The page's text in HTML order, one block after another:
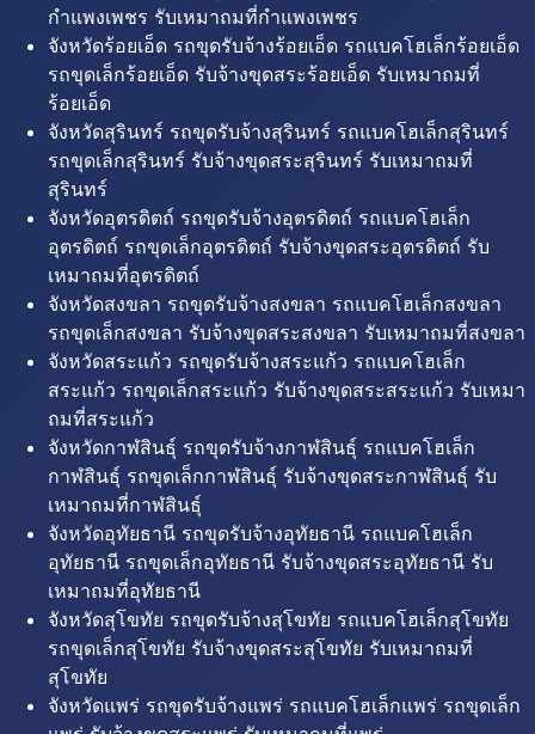
กำแพงเพชร รับเหมาถมที่กำแพงเพชร
จังหวัดร้อยเอ็ด รถขุดรับจ้างร้อยเอ็ด รถแบคโฮเล็กร้อยเอ็ด
รถขุดเล็กร้อยเอ็ด รับจ้างขุดสระร้อยเอ็ด รับเหมาถมที่
ร้อยเอ็ด
จังหวัดสุรินทร์ รถขุดรับจ้างสุรินทร์ รถแบคโฮเล็กสุรินทร์
รถขุดเล็กสุรินทร์ รับจ้างขุดสระสุรินทร์ รับเหมาถมที่
สุรินทร์
จังหวัดอุตรดิตถ์ รถขุดรับจ้างอุตรดิตถ์ รถแบคโฮเล็ก
อุตรดิตถ์ รถขุดเล็กอุตรดิตถ์ รับจ้างขุดสระอุตรดิตถ์ รับ
เหมาถมที่อุตรดิตถ์
จังหวัดสงขลา รถขุดรับจ้างสงขลา รถแบคโฮเล็กสงขลา
รถขุดเล็กสงขลา รับจ้างขุดสระสงขลา รับเหมาถมที่สงขลา
จังหวัดสระแก้ว รถขุดรับจ้างสระแก้ว รถแบคโฮเล็ก
สระแก้ว รถขุดเล็กสระแก้ว รับจ้างขุดสระสระแก้ว รับเหมา
ถมที่สระแก้ว
จังหวัดกาฬสินธุ์ รถขุดรับจ้างกาฬสินธุ์ รถแบคโฮเล็ก
กาฬสินธุ์ รถขุดเล็กกาฬสินธุ์ รับจ้างขุดสระกาฬสินธุ์ รับ
เหมาถมที่กาฬสินธุ์
จังหวัดอุทัยธานี รถขุดรับจ้างอุทัยธานี รถแบคโฮเล็ก
อุทัยธานี รถขุดเล็กอุทัยธานี รับจ้างขุดสระอุทัยธานี รับ
เหมาถมที่อุทัยธานี
จังหวัดสุโขทัย รถขุดรับจ้างสุโขทัย รถแบคโฮเล็กสุโขทัย
รถขุดเล็กสุโขทัย รับจ้างขุดสระสุโขทัย รับเหมาถมที่
สุโขทัย
จังหวัดแพร่ รถขุดรับจ้างแพร่ รถแบคโฮเล็กแพร่ รถขุดเล็ก